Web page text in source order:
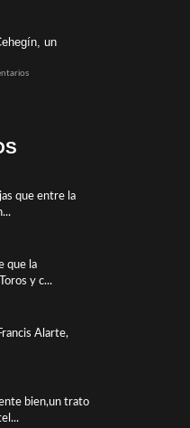
un
que entre la
que la
y c...
Alarte,
bien,un trato